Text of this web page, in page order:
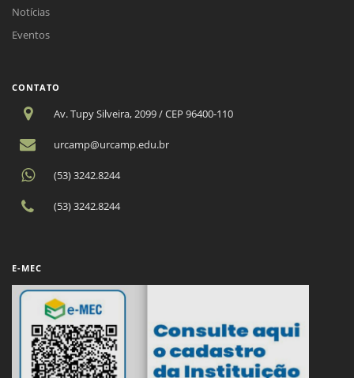
Notícias
Eventos
CONTATO
Av. Tupy Silveira, 2099 / CEP 96400-110
urcamp@urcamp.edu.br
(53) 3242.8244
(53) 3242.8244
E-MEC